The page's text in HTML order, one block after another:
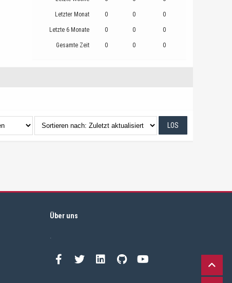
Letzter Monat 0 0 0
Letzte 6 Monate 0 0 0
Gesamte Zeit 0 0 0
Über uns
.